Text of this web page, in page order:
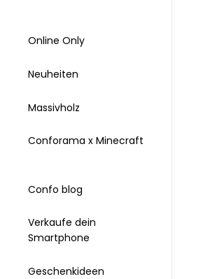
Online Only
Neuheiten
Massivholz
Conforama x Minecraft
Confo blog
Verkaufe dein
Smartphone
Geschenkideen